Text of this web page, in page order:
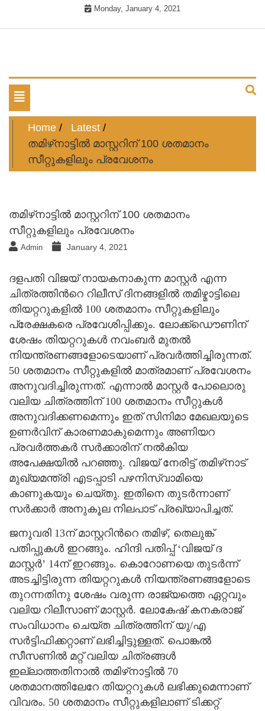
Monday, January 4, 2021
Silma.in
Toggle
navigation
Home
Latest
തമിഴ്‍നാട്ടില്‍ മാസ്റ്ററിന് 100 ശതമാനം
സീറ്റുകളിലും പ്രവേശനം
തമിഴ്‍നാട്ടില്‍ മാസ്റ്ററിന് 100 ശതമാനം
സീറ്റുകളിലും പ്രവേശനം
Admin January 4, 2021
ദളപതി വിജയ് നായകനാകുന്ന മാസ്റ്റര്‍ എന്ന
ചിത്രത്തിന്‍റെ റിലീസ് ദിനങ്ങളില്‍ തമിഴ്മാട്ടിലെ
തിയറ്ററുകളില്‍ 100 ശതമാനം സീറ്റുകളിലും
പ്രേക്ഷകരെ പ്രവേശിപ്പിക്കും. ലോക്ക്ഡൌണിന്
ശേഷം തിയറ്ററുകള്‍ നവംബര്‍ മുതല്‍
നിയന്ത്രണങ്ങളോടെയാണ് പ്രവര്‍ത്തിച്ചിരുന്നത്.
50 ശതമാനം സീറ്റുകളില്‍ മാത്രമാണ് പ്രവേശനം
അനുവദിച്ചിരുന്നത്. എന്നാല്‍ മാസ്റ്റര്‍ പോലൊരു
വലിയ ചിത്രത്തിന് 100 ശതമാനം സീറ്റുകള്‍
അനുവദിക്കണമെന്നും ഇത് സിനിമാ മേഖലയുടെ
ഉണര്‍വിന് കാരണമാകുമെന്നും അണിയറ
പ്രവര്‍ത്തകര്‍ സര്‍ക്കാരിന് നല്‍കിയ
അപേക്ഷയില്‍ പറഞ്ഞു. വിജയ് നേരിട്ട് തമിഴ്‍നാട്
മുഖ്യമന്ത്രി എടപ്പാടി പഴനിസ്വാമിയെ
കാണുകയും ചെയ്തു. ഇതിനെ തുടര്‍ന്നാണ്
സര്‍ക്കാര്‍ അനുകൂല നിലപാട് പ്രഖ്യാപിച്ചത്.
ജനുവരി 13ന് മാസ്റ്ററിന്‍റെ തമിഴ്, തെലുങ്ക്
പതിപ്പുകള്‍ ഇറങ്ങും. ഹിന്ദി പതിപ്പ് ‘വിജയ് ദ
മാസ്റ്റര്‍’ 14ന് ഇറങ്ങും. കൊറോണയെ തുടര്‍ന്ന്
അടച്ചിട്ടിരുന്ന തിയറ്ററുകള്‍ നിയന്ത്രണങ്ങളോടെ
തുറന്നതിനു ശേഷം വരുന്ന രാജ്യത്തെ ഏറ്റവും
വലിയ റിലീസാണ് മാസ്റ്റര്‍. ലോകേഷ് കനകരാജ്
സംവിധാനം ചെയ്ത ചിത്രത്തിന് യു/എ
സര്‍ട്ടിഫിക്കറ്റാണ് ലഭിച്ചിട്ടുള്ളത്. പൊങ്കല്‍
സീസണില്‍ മറ്റ് വലിയ ചിത്രങ്ങള്‍
ഇല്ലാത്തതിനാല്‍ തമിഴ്‍നാട്ടില്‍ 70
ശതമാനത്തിലേറേ തിയറ്ററുകള്‍ ലഭിക്കുമെന്നാണ്
വിവരം. 50 ശതമാനം സീറ്റുകളിലാണ് ടിക്കറ്റ്